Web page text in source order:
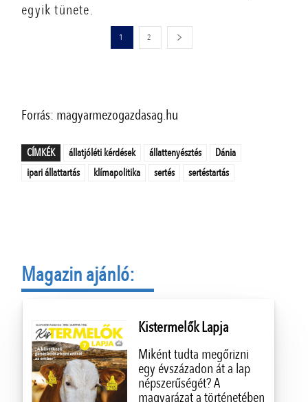
egyik tünete.
1 2
Forrás: magyarmezogazdasag.hu
CÍMKÉK állatjóléti kérdések állattenyésztés
Dánia
ipari állattartás
klímapolitika sertés sertéstartás
Magazin ajánló:
Kistermelők Lapja
Miként tudta megőrizni
egy évszázadon át a lap
népszerűségét? A
magyarázat a történetében